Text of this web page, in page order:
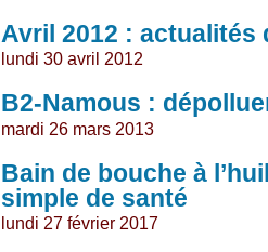
Avril 2012 : actualités
lundi 30 avril 2012
B2-Namous :
mardi 26 mars 2013
Bain de bouche à
simple de santé
lundi 27 février 2017